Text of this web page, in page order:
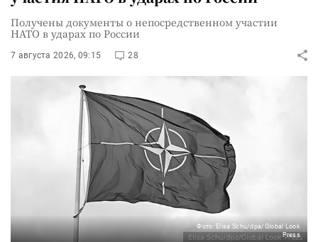
Получены документы о непосредственном участии
НАТО в ударах по России
7 августа 2026, 09:15 28
Фото: Elisa Schu/dpa/Global Look
Press